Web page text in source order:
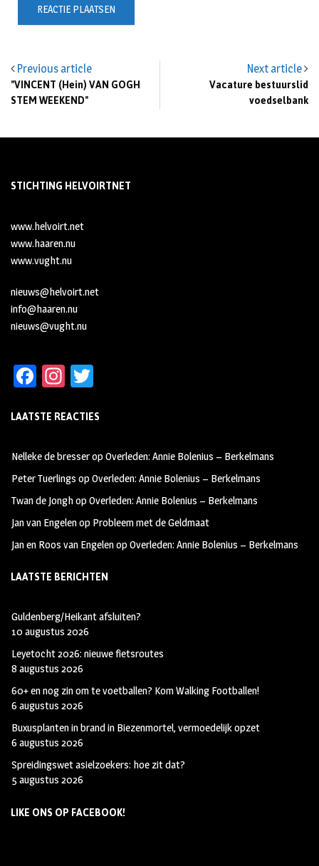
Previous article
"VINCENT (Hein) VAN GOGH
STEM WEEKEND"
Next article
Vacature bestuurslid
voedselbank
STICHTING HELVOIRTNET
www.helvoirt.net
www.haaren.nu
www.vught.nu
nieuws@helvoirt.net
info@haaren.nu
nieuws@vught.nu
Fa
b
oo
k
In
ag
m
tt
LAATSTE REACTIES
Nelleke de bresseropOverleden: Annie Bolenius – Berkelmans
Peter Tuerlings opOverleden: Annie Bolenius – Berkelmans
Twan de JonghopOverleden: Annie Bolenius – Berkelmans
Jan van Engelenop Probleem met de Geldmaat
Jan en Roos van EngelenopOverleden: Annie Bolenius – Berkelmans
LAATSTE BERICHTEN
Guldenberg/Heikant afsluiten?
10 augustus 2026
Leyetocht 2026: nieuwe fietsroutes
8 augustus 2026
60+ en nog zin om te voetballen? Kom Walking Footballen!
6 augustus 2026
Buxusplanten in brand in Biezenmortel, vermoedelijk opzet
6 augustus 2026
Spreidingswet asielzoekers: hoe zit dat?
5 augustus 2026
LIKE ONS OP FACEBOOK!